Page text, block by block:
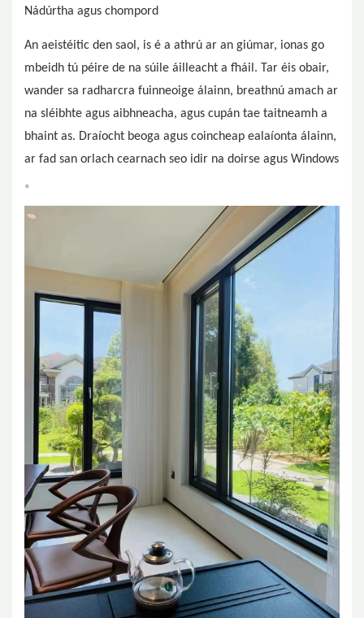
Nádúrtha agus chompord
An aeistéitic den saol, is é a athrú ar an giúmar, ionas go
mbeidh tú péire de na súile áilleacht a fháil. Tar éis obair,
wander sa radharcra fuinneoige álainn, breathnú amach ar
na sléibhte agus aibhneacha, agus cupán tae taitneamh a
bhaint as. Draíocht beoga agus coincheap ealaíonta álainn,
ar fad san orlach cearnach seo idir na doirse agus Windows
。